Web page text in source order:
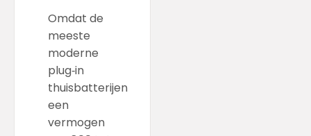
Omdat de
meeste
moderne
plug‑in
thuisbatterijen
een
vermogen